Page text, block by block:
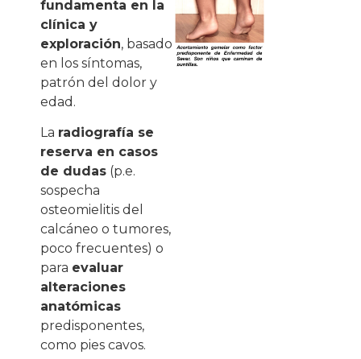
fundamenta en la
clínica y
exploración, basado
en los síntomas,
patrón del dolor y
edad.
La radiografía se
reserva en casos
de dudas (p.e.
sospecha
osteomielitis del
calcáneo o tumores,
poco frecuentes) o
para evaluar
alteraciones
anatómicas
predisponentes,
como pies cavos.